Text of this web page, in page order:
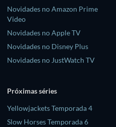
Novidades no Amazon Prime
Video
Novidades no Apple TV
Novidades no Disney Plus
Novidades no JustWatch TV
Próximas séries
Yellowjackets Temporada 4
Slow Horses Temporada 6